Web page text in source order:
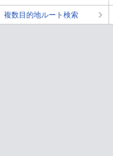
複数目的地ルート検索